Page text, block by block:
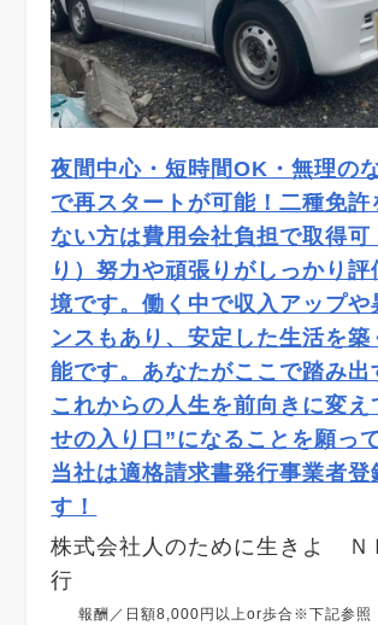
夜間中心・短時間OK・無理の
で再スタートが可能！二種免許
ない方は費用会社負担で取得可
り）努力や頑張りがしっかり評
境です。働く中で収入アップや
ンスもあり、安定した生活を築
能です。あなたがここで踏み出
これからの人生を前向きに変え
せの入り口”になることを願っ
当社は適格請求書発行事業者登
す！
株式会社人のために生きよ Ｎ
行
報酬／日額8,000円以上or歩合※下記参照